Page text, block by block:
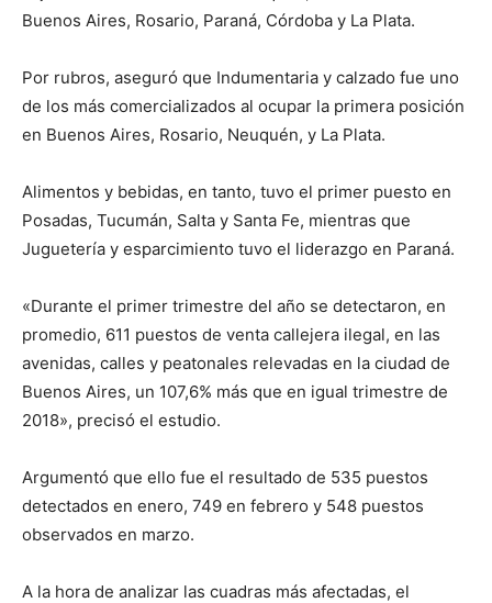
Buenos Aires, Rosario, Paraná, Córdoba y La Plata.
Por rubros, aseguró que Indumentaria y calzado fue uno
de los más comercializados al ocupar la primera posición
en Buenos Aires, Rosario, Neuquén, y La Plata.
Alimentos y bebidas, en tanto, tuvo el primer puesto en
Posadas, Tucumán, Salta y Santa Fe, mientras que
Juguetería y esparcimiento tuvo el liderazgo en Paraná.
«Durante el primer trimestre del año se detectaron, en
promedio, 611 puestos de venta callejera ilegal, en las
avenidas, calles y peatonales relevadas en la ciudad de
Buenos Aires, un 107,6% más que en igual trimestre de
2018», precisó el estudio.
Argumentó que ello fue el resultado de 535 puestos
detectados en enero, 749 en febrero y 548 puestos
observados en marzo.
A la hora de analizar las cuadras más afectadas, el